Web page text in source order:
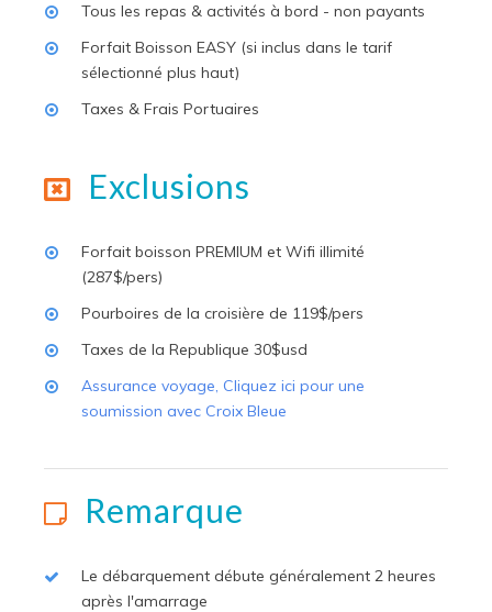
Tous les repas & activités à bord - non payants
Forfait Boisson EASY (si inclus dans le tarif
sélectionné plus haut)
Taxes & Frais Portuaires
Exclusions
Forfait boisson PREMIUM et Wifi illimité
(287$/pers)
Pourboires de la croisière de 119$/pers
Taxes de la Republique 30$usd
Assurance voyage, Cliquez ici pour une
soumission avec Croix Bleue
Remarque
Le débarquement débute généralement 2 heures
après l'amarrage